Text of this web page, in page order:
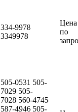
334-9978
3349978
Цена
по
505-0531 505-
7029 505-
7028 560-4745
587-4946 505-